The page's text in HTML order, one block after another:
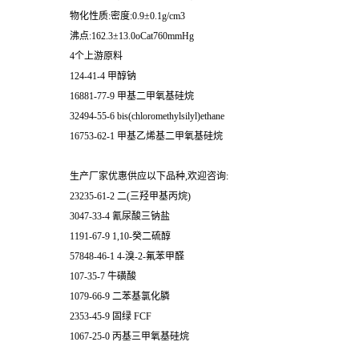
物化性质:密度:0.9±0.1g/cm3
沸点:162.3±13.0oCat760mmHg
4个上游原料
124-41-4 甲醇钠
16881-77-9 甲基二甲氧基硅烷
32494-55-6 bis(chloromethylsilyl)ethane
16753-62-1 甲基乙烯基二甲氧基硅烷
生产厂家优惠供应以下品种,欢迎咨询:
23235-61-2 二(三羟甲基丙烷)
3047-33-4 氰尿酸三钠盐
1191-67-9 1,10-癸二硫醇
57848-46-1 4-溴-2-氟苯甲醛
107-35-7 牛磺酸
1079-66-9 二苯基氯化膦
2353-45-9 固绿 FCF
1067-25-0 丙基三甲氧基硅烷